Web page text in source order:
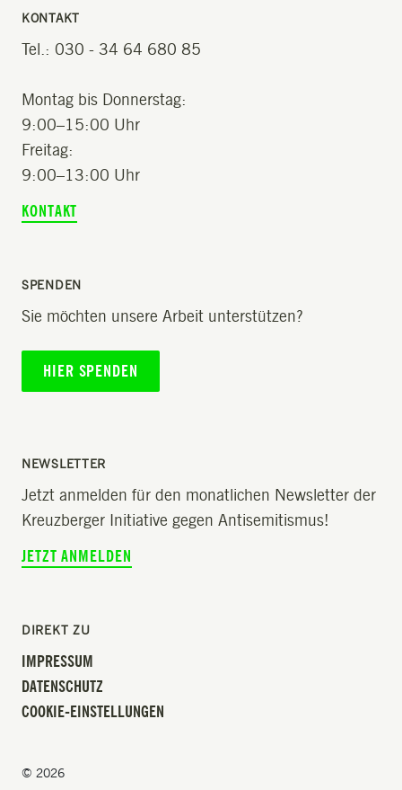
KONTAKT
Tel.: 030 - 34 64 680 85
Montag bis Donnerstag:
9:00–15:00 Uhr
Freitag:
9:00–13:00 Uhr
KONTAKT
SPENDEN
Sie möchten unsere Arbeit unterstützen?
HIER SPENDEN
NEWSLETTER
Jetzt anmelden für den monatlichen Newsletter der
Kreuzberger Initiative gegen Antisemitismus!
JETZT ANMELDEN
DIREKT ZU
IMPRESSUM
DATENSCHUTZ
COOKIE-EINSTELLUNGEN
© 2026